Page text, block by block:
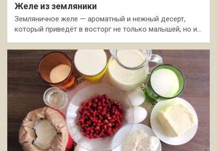
Желе из земляники
Земляничное желе — ароматный и нежный десерт,
который приведёт в восторг не только малышей, но и…